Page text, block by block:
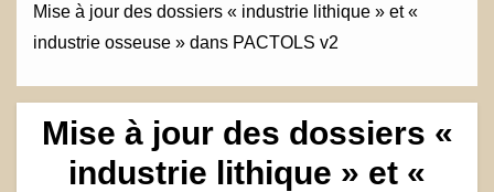
Mise à jour des dossiers « industrie lithique » et «
industrie osseuse » dans PACTOLS v2
Mise à jour des dossiers «
industrie lithique » et «